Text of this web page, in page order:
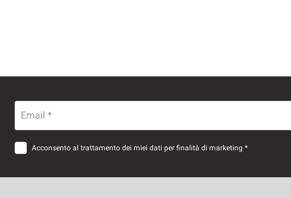
Email *
Acconsento al trattamento dei miei dati per finalità di marketing *